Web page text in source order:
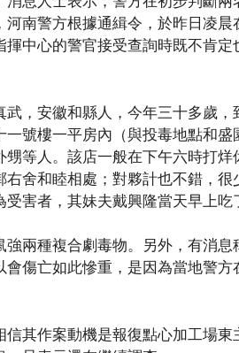
南警方根據通緝令，於昨日凌晨
中心的警官接受查詢時既不肯
，安徽和縣人，今年三十多歲
號樓一平房內（與投毒地點和
等人。該店一般在下午六時打烊
舍和睦相處；對夥計也不錯，
害者，其妹夫戴興隆當天早上吃
強兩種複合劇毒物。另外，有消
傷亡如此慘重，是因為當地警
其作案動機是報復點心加工場